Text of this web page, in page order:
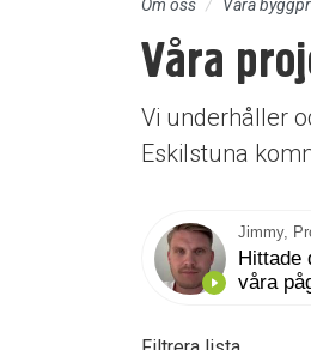
Om oss Våra
Våra
Vi underhåller
Eskilstuna